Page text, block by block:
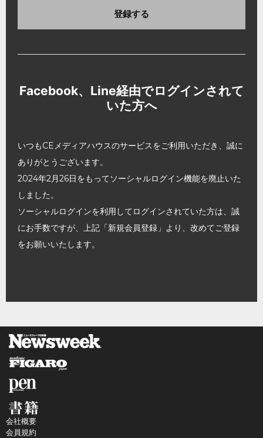
登録する
Facebook、Line経由でログインされて
いた方へ
いつもCEメディアハウスのサービスをご利用いただき、誠に
ありがとうございます。
2024年2月26日をもってソーシャルログイン機能を廃止いた
しました。
ソーシャルログインを利用してログインされていた方は、誠
にお手数ですが、上記「新規会員登録」より、改めてご登録
をお願いいたします。
会社概要
会員規約